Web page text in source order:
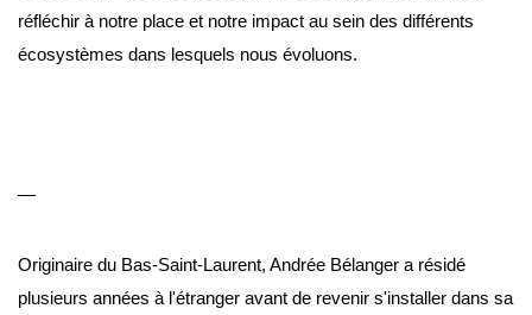
réfléchir à notre place et notre impact au sein des différents
écosystèmes dans lesquels nous évoluons.
—
Originaire du Bas-Saint-Laurent, Andrée Bélanger a résidé
plusieurs années à l'étranger avant de revenir s'installer dans sa